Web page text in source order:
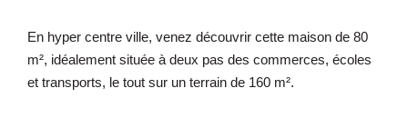
En hyper centre ville, venez découvrir cette maison de 80
m², idéalement située à deux pas des commerces, écoles
et transports, le tout sur un terrain de 160 m².